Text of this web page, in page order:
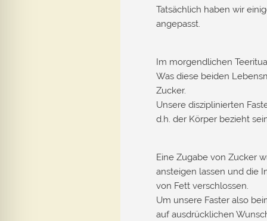
Tatsächlich haben wir
angepasst.
Im morgendlichen
Was diese beiden
Zucker.
Unsere disziplinierten
d.h. der Körper bezieht
Eine Zugabe von Zucker
ansteigen lassen und die
von Fett verschlossen.
Um unsere Faster also
auf ausdrücklichen